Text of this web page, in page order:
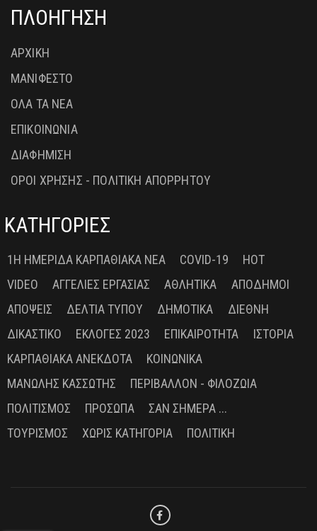
ΠΛΟΗΓΗΣΗ
ΑΡΧΙΚΗ
ΜΑΝΙΦΕΣΤΟ
ΟΛΑ ΤΑ ΝΕΑ
ΕΠΙΚΟΙΝΩΝΙΑ
ΔΙΑΦΗΜΙΣΗ
ΟΡΟΙ ΧΡΗΣΗΣ - ΠΟΛΙΤΙΚΗ ΑΠΟΡΡΗΤΟΥ
ΚΑΤΗΓΟΡΙΕΣ
1Η ΗΜΕΡΊΔΑ ΚΑΡΠΑΘΙΑΚΆ ΝΈΑ COVID-19
HOT
VIDEO
ΑΓΓΕΛΊΕΣ ΕΡΓΑΣΊΑΣ ΑΘΛΗΤΙΚΆ
ΑΠΌΔΗΜΟΙ
ΑΠΌΨΕΙΣ
ΔΕΛΤΊΑ ΤΎΠΟΥ ΔΗΜΟΤΙΚΆ
ΔΙΕΘΝΉ
ΔΙΚΑΣΤΙΚΌ
ΕΚΛΟΓΈΣ 2023 ΕΠΙΚΑΙΡΌΤΗΤΑ
ΙΣΤΟΡΊΑ
ΚΑΡΠΑΘΙΑΚΆ ΑΝΈΚΔΟΤΑ
ΚΟΙΝΩΝΙΚΆ
ΜΑΝΏΛΗΣ ΚΑΣΣΏΤΗΣ
ΠΕΡΙΒΆΛΛΟΝ - ΦΙΛΟΖΩΊΑ
ΠΟΛΙΤΙΣΜΌΣ
ΠΡΌΣΩΠΑ
ΣΑΝ ΣΉΜΕΡΑ ...
ΤΟΥΡΙΣΜΌΣ
ΧΩΡΊΣ ΚΑΤΗΓΟΡΊΑ ΠΟΛΙΤΙΚΉ